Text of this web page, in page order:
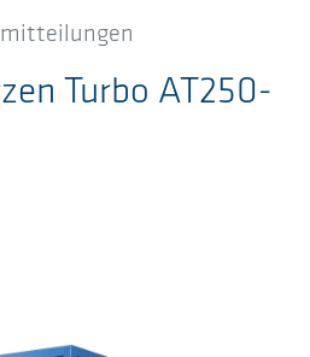
Turbo AT250-